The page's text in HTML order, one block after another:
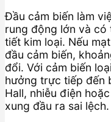
Đầu cảm biến làm
rung động lớn và có
tiết kim loại. Nếu
đầu cảm biến,
đổi. Với cảm biến
hưởng trực tiếp đến
Hall, nhiễu điện
xung đầu ra sai lệch.